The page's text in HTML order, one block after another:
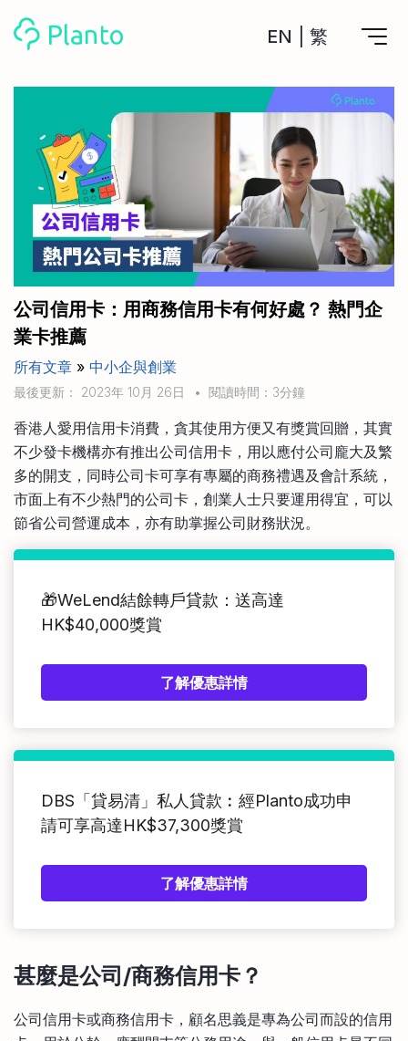
EN 繁
計劃買樓
計劃買樓第一步
全功能記賬
管理及分析所有戶口
管理MPF戶口
一次過管理所有強積金戶口
申請清卡數/私人貸款
CreFIT x Planto推廣優惠
工具
私人貸款
年利率/APR/年息比較
投資戶口 (美股)
比較最抵美股投資戶口
投資戶口 (港股)
比較最抵港股投資戶口
投資加密貨幣
比較最抵Crypto交易所
月供股票計劃
比較最抵月供計劃戶口
比較定存利率
信用卡
比較各種最優惠信用卡
關於我們
Academy
Marketplace
其他網站
手機App與理財資訊
商業解決方案
公司信用卡：用商務信用卡有何好處？ 熱門企
業卡推薦
所有文章 » 中小企與創業
最後更新： 2023年 10月 26日 • 閱讀時間：3分鐘
香港人愛用信用卡消費，貪其使用方便又有獎賞回贈，其實
不少發卡機構亦有推出公司信用卡，用以應付公司龐大及繁
多的開支，同時公司卡可享有專屬的商務禮遇及會計系統，
市面上有不少熱門的公司卡，創業人士只要運用得宜，可以
節省公司營運成本，亦有助掌握公司財務狀況。
🎁WeLend結餘轉戶貸款：送高達
HK$40,000獎賞
了解優惠詳情
DBS「貸易清」私人貸款︰經Planto成功申
請可享高達HK$37,300獎賞
了解優惠詳情
甚麼是公司/商務信用卡？
公司信用卡或商務信用卡，顧名思義是專為公司而設的信用